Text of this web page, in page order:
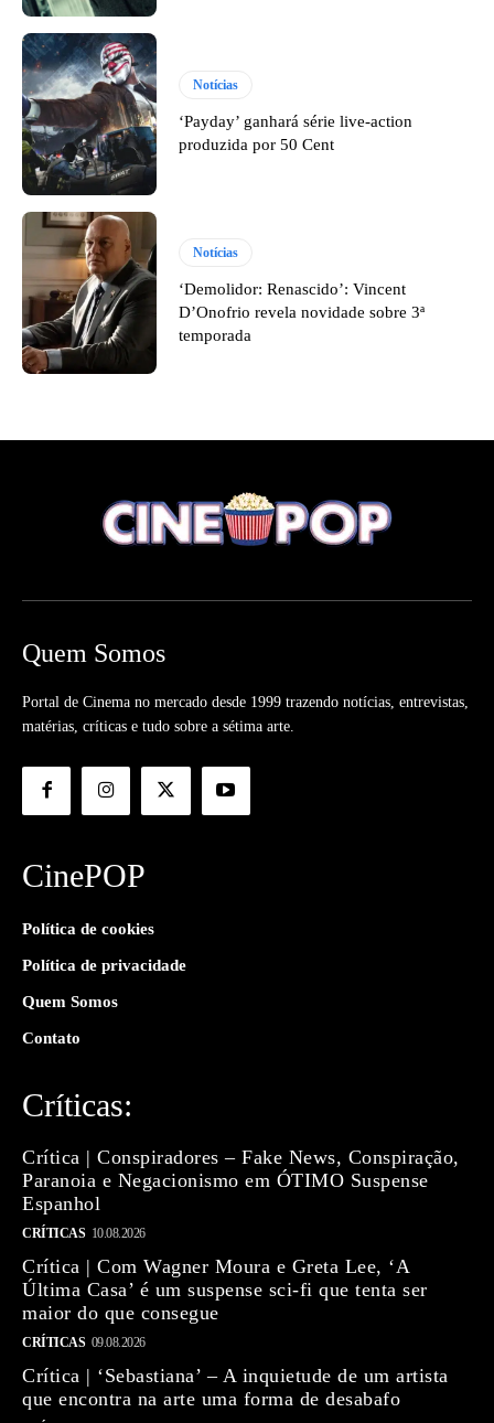
Notícias
‘Payday’ ganhará série live-action
produzida por 50 Cent
Notícias
‘Demolidor: Renascido’: Vincent
D’Onofrio revela novidade sobre 3ª
temporada
Quem Somos
Portal de Cinema no mercado desde 1999 trazendo notícias, entrevistas,
matérias, críticas e tudo sobre a sétima arte.
CinePOP
Política de cookies
Política de privacidade
Quem Somos
Contato
Críticas:
Crítica | Conspiradores – Fake News, Conspiração,
Paranoia e Negacionismo em ÓTIMO Suspense
Espanhol
CRÍTICAS 10.08.2026
Crítica | Com Wagner Moura e Greta Lee, ‘A
Última Casa’ é um suspense sci-fi que tenta ser
maior do que consegue
CRÍTICAS 09.08.2026
Crítica | ‘Sebastiana’ – A inquietude de um artista
que encontra na arte uma forma de desabafo